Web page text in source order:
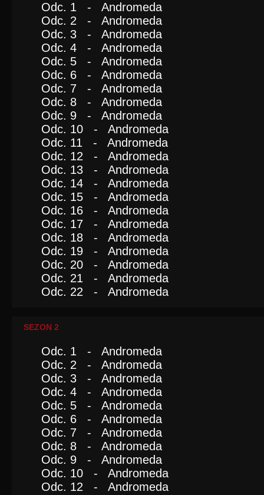
Odc. 1 - Andromeda
Odc. 2 - Andromeda
Odc. 3 - Andromeda
Odc. 4 - Andromeda
Odc. 5 - Andromeda
Odc. 6 - Andromeda
Odc. 7 - Andromeda
Odc. 8 - Andromeda
Odc. 9 - Andromeda
Odc. 10 - Andromeda
Odc. 11 - Andromeda
Odc. 12 - Andromeda
Odc. 13 - Andromeda
Odc. 14 - Andromeda
Odc. 15 - Andromeda
Odc. 16 - Andromeda
Odc. 17 - Andromeda
Odc. 18 - Andromeda
Odc. 19 - Andromeda
Odc. 20 - Andromeda
Odc. 21 - Andromeda
Odc. 22 - Andromeda
SEZON 2
Odc. 1 - Andromeda
Odc. 2 - Andromeda
Odc. 3 - Andromeda
Odc. 4 - Andromeda
Odc. 5 - Andromeda
Odc. 6 - Andromeda
Odc. 7 - Andromeda
Odc. 8 - Andromeda
Odc. 9 - Andromeda
Odc. 10 - Andromeda
Odc. 12 - Andromeda